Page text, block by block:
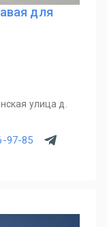
для
улица д.
97-85